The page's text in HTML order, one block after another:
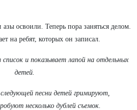
освоили. Теперь пора заняться делом.
на ребят, которых он записал.
и показывает лапой на отдельных
детей.
песни детей гримируют,
несколько дублей съемок.